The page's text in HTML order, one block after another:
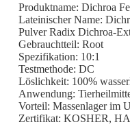
Produktname: Dichroa
Lateinischer Name:
Pulver Radix Dichroa-
Gebrauchtteil: Root
Spezifikation: 10:1
Testmethode: DC
Löslichkeit: 100%
Anwendung:
Vorteil: Massenlager im
Zertifikat: KOSHER,